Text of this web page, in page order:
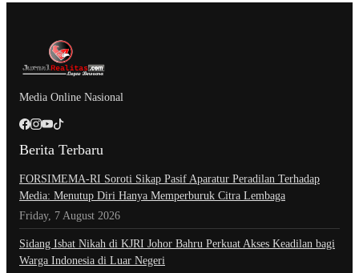
Media Online Nasional
Berita Terbaru
​FORSIMEMA-RI Soroti Sikap Pasif Aparatur Peradilan Terhadap
Media: Menutup Diri Hanya Memperburuk Citra Lembaga
Friday, 7 August 2026
Sidang Isbat Nikah di KJRI Johor Bahru Perkuat Akses Keadilan bagi
Warga Indonesia di Luar Negeri